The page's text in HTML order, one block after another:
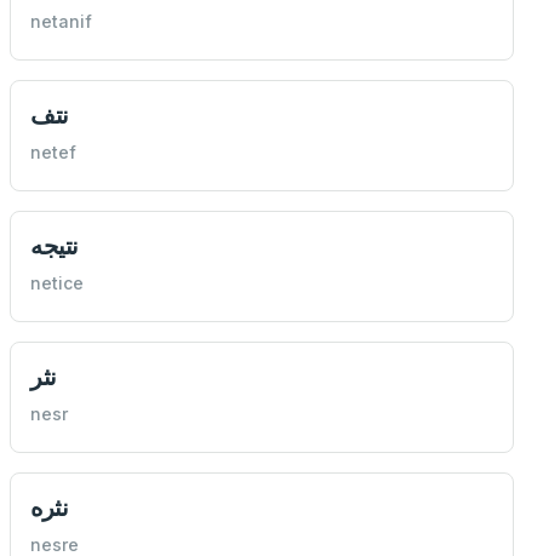
netanif
نتف
netef
نتيجه
netice
نثر
nesr
نثره
nesre